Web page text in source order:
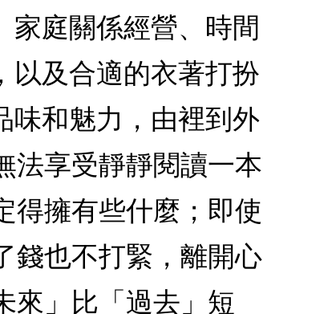
家庭關係經營、時間
以及合適的衣著打扮
味和魅力，由裡到外
法享受靜靜閱讀一本
得擁有些什麼；即使
錢也不打緊，離開心
來」比「過去」短